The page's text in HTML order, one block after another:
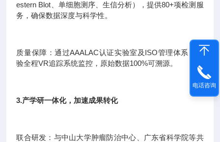
estern Blot、单细胞测序、生信分析），提供80+项检测服
务，确保数据深度与科学性。
质量保障：通过AAALAC认证实验室及ISO管理体系，实
验全程VR追踪系统监控，原始数据100%可溯源。
3.产学研一体化，加速成果转化
联合研发：与中山大学肿瘤防治中心、广东省科学院等共
电话咨询